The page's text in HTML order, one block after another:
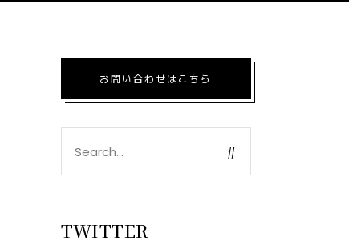
お問い合わせはこちら
for:
TWITTER